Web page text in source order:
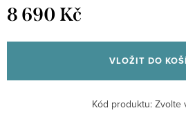
8 690 Kč
cena:
VLOŽIT DO
Kód produktu: Zvolte